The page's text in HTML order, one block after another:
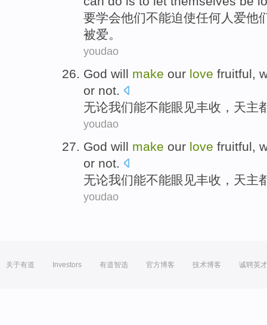
要学会他们不能迫使任何人 爱他
被爱。
youdao
God will make our love fruitful,
or not.
无论我们能不能眼见丰收， 天主
youdao
God will make our love fruitful,
or not.
无论我们能不能眼见丰收， 天主
youdao
关于有道 Investors 有道智选 官方博客 技术博客 诚聘英才